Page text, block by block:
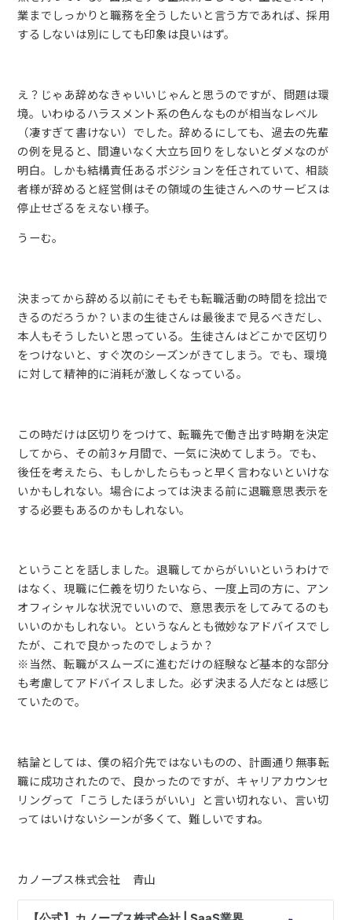
業までしっかりと職務を全うしたいと言う方であれば、採用
するしないは別にしても印象は良いはず。
え？じゃあ辞めなきゃいいじゃんと思うのですが、問題は環
境。いわゆるハラスメント系の色んなものが相当なレベル
（凄すぎて書けない）でした。辞めるにしても、過去の先輩
の例を見ると、間違いなく大立ち回りをしないとダメなのが
明白。しかも結構責任あるポジションを任されていて、相談
者様が辞めると経営側はその領域の生徒さんへのサービスは
停止せざるをえない様子。
うーむ。
決まってから辞める以前にそもそも転職活動の時間を捻出で
きるのだろうか？いまの生徒さんは最後まで見るべきだし、
本人もそうしたいと思っている。生徒さんはどこかで区切り
をつけないと、すぐ次のシーズンがきてしまう。でも、環境
に対して精神的に消耗が激しくなっている。
この時だけは区切りをつけて、転職先で働き出す時期を決定
してから、その前3ヶ月間で、一気に決めてしまう。でも、
後任を考えたら、もしかしたらもっと早く言わないといけな
いかもしれない。場合によっては決まる前に退職意思表示を
する必要もあるのかもしれない。
ということを話しました。退職してからがいいというわけで
はなく、現職に仁義を切りたいなら、一度上司の方に、アン
オフィシャルな状況でいいので、意思表示をしてみてるのも
いいのかもしれない。というなんとも微妙なアドバイスでし
たが、これで良かったのでしょうか？
※当然、転職がスムーズに進むだけの経験など基本的な部分
も考慮してアドバイスしました。必ず決まる人だなとは感じ
ていたので。
結論としては、僕の紹介先ではないものの、計画通り無事転
職に成功されたので、良かったのですが、キャリアカウンセ
リングって「こうしたほうがいい」と言い切れない、言い切
ってはいけないシーンが多くて、難しいですね。
カノープス株式会社 青山